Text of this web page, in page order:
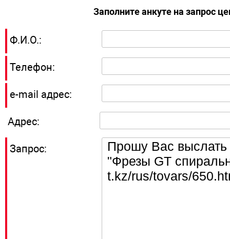
Заполните анкуте на запрос
Ф.И.О.:
Телефон:
e-mail адрес:
Адрес:
Запрос: